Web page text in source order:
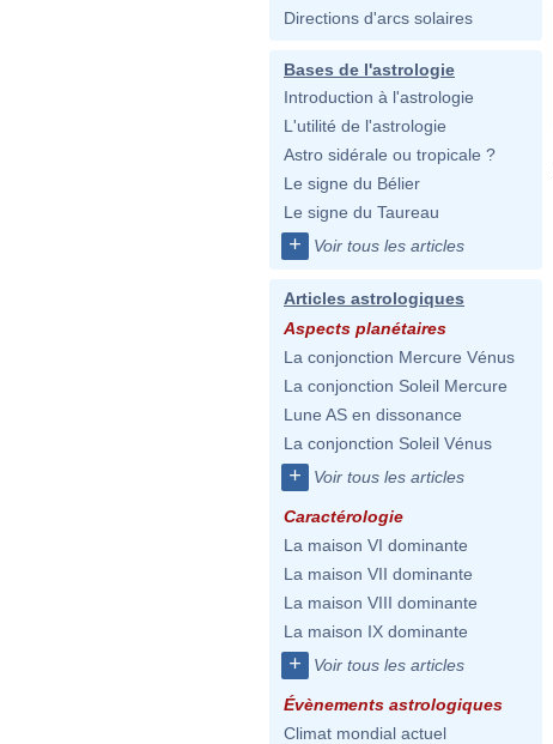
Directions d'arcs solaires
Bases de l'astrologie
Introduction à l'astrologie
L'utilité de l'astrologie
Astro sidérale ou tropicale ?
Le signe du Bélier
Le signe du Taureau
+ Voir tous les articles
Articles astrologiques
Aspects planétaires
La conjonction Mercure Vénus
La conjonction Soleil Mercure
Lune AS en dissonance
La conjonction Soleil Vénus
+ Voir tous les articles
Caractérologie
La maison VI dominante
La maison VII dominante
La maison VIII dominante
La maison IX dominante
+ Voir tous les articles
Évènements astrologiques
Climat mondial actuel